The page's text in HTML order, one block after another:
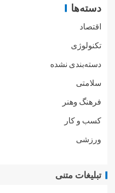
دسته‌ها
اقتصاد
تکنولوژی
دسته‌بندی نشده
سلامتی
فرهنگ وهنر
کسب و کار
ورزشی
تبلیغات متنی